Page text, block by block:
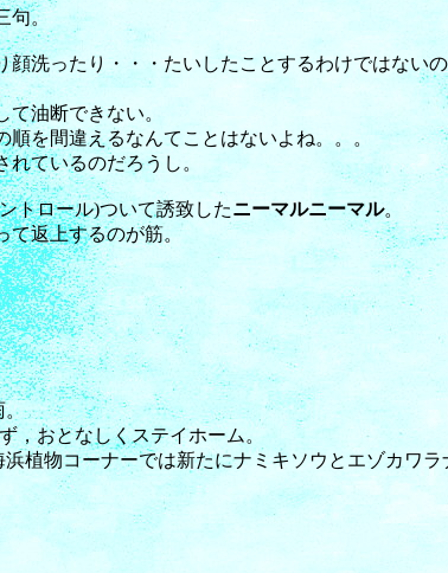
句。
顔洗ったり・・・たいしたことするわけではない
油断できない。
を間違えるなんてことはないよね。。。
ているのだろうし。
トロール)ついて誘致したニーマルニーマル。
て返上するのが筋。
。
，おとなしくステイホーム。
浜植物コーナーでは新たにナミキソウとエゾカワ